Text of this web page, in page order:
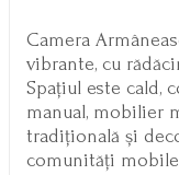
Camera
vibrante, cu
Spațiul este cald,
manual, mobilier
tradițională și
comunități